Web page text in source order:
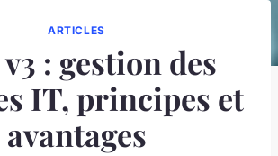
ARTICLES
: gestion des
IT, principes et
avantages